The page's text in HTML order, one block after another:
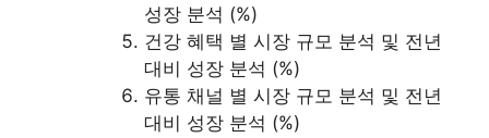
성장 분석 (%)
건강 혜택 별 시장 규모 분석 및 전년
대비 성장 분석 (%)
유통 채널 별 시장 규모 분석 및 전년
대비 성장 분석 (%)